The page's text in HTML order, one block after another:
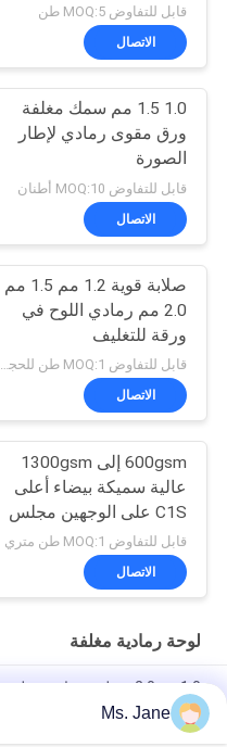
قابل للتفاوض MOQ:5 طن
الاتصال
1.0 1.5 مم سمك مغلفة
ورق مقوى رمادي لإطار
الصورة
قابل للتفاوض MOQ:10 أطنان
الاتصال
صلابة قوية 1.2 مم 1.5 مم
2.0 مم رمادي اللوح في
ورقة للتغليف
قابل للتفاوض MOQ:1 طن للحجم العادي و 10 طن للحجم الخاص
الاتصال
600gsm إلى 1300gsm
عالية سميكة بيضاء أعلى
C1S على الوجهين مجلس
رمادي الظهر 72 * 102 سم
قابل للتفاوض MOQ:1 طن متري
الاتصال
لوحة رمادية مغلفة
1.0 مم 2.0 مم لوح رمادي مغلف بصلابة جيدة
Ms. Jane